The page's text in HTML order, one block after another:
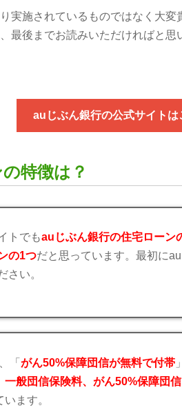
実施されているものではなく大
最後までお読みいただければと思
auじぶん銀行の公式サイトは
特徴は？
トでもauじぶん銀行の住宅ローン
の1つだと思っています。最初に
さい。
「 がん50%保障団信が無料で付帯
般団信保険料、がん50%保障団
ます。